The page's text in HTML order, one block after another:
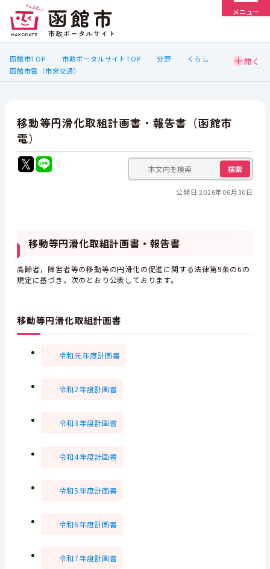
メニュー
函館市TOP 市政ポータルサイトTOP 分野
くらし
函館市電（市営交通）
移動等円滑化取組計画書・報告書（函館市
電）
検索
公開日 2026年06月30日
移動等円滑化取組計画書・報告書
高齢者，障害者等の移動等の円滑化の促進に関する法律第9条の6の
規定に基づき，次のとおり公表しております。
移動等円滑化取組計画書
令和元年度計画書
令和2年度計画書
令和3年度計画書
令和4年度計画書
令和5年度計画書
令和6年度計画書
令和7年度計画書